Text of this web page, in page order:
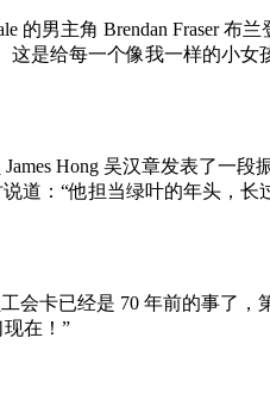
的男主角 Brendan Fraser 布
是给每一个像我一样的小女
Hong 吴汉章发表了一段
道：“他担当绿叶的年头，
卡已经是 70 年前的事了，
在！”